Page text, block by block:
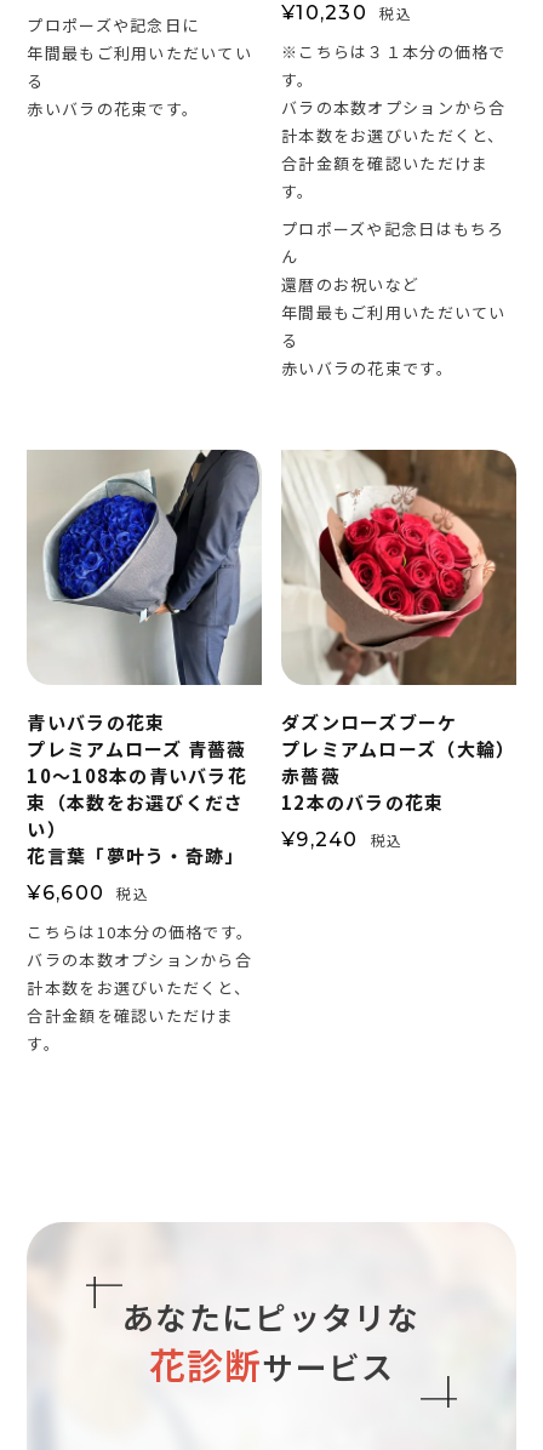
プロポーズや記念日に
年間最もご利用いただいてい
る
赤いバラの花束です。
¥10,230 税込
※こちらは３１本分の価格で
す。
バラの本数オプションから合
計本数をお選びいただくと、
合計金額を確認いただけま
す。
プロポーズや記念日はもちろ
ん
還暦のお祝いなど
年間最もご利用いただいてい
る
赤いバラの花束です。
青いバラの花束
プレミアムローズ 青薔薇
10～108本の青いバラ花
束（本数をお選びくださ
い）
花言葉「夢叶う・奇跡」
¥6,600 税込
こちらは10本分の価格です。
バラの本数オプションから合
計本数をお選びいただくと、
合計金額を確認いただけま
す。
ダズンローズブーケ
プレミアムローズ（大輪）
赤薔薇
12本のバラの花束
¥9,240 税込
あなたにピッタリな
花診断サービス